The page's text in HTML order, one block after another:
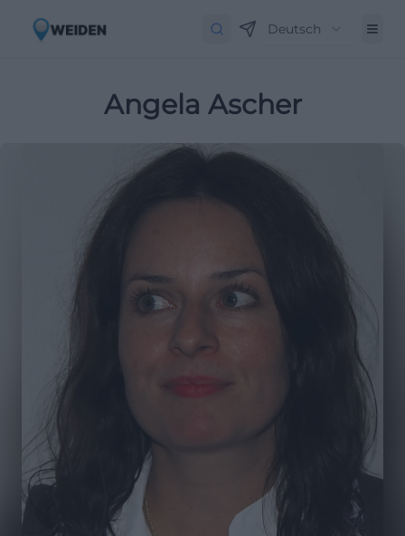
Deutsch
Angela Ascher